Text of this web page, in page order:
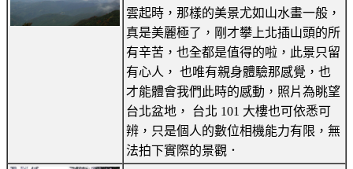
雲起時，那樣的美景尤如山水畫一般，
真是美麗極了，剛才攀上北插山頭的所
有辛苦，也全都是值得的啦，此景只留
有心人， 也唯有親身體驗那感覺，也
才能體會我們此時的感動，照片為眺望
台北盆地， 台北 101 大樓也可依悉可
辨，只是個人的數位相機能力有限，無
法拍下實際的景觀．